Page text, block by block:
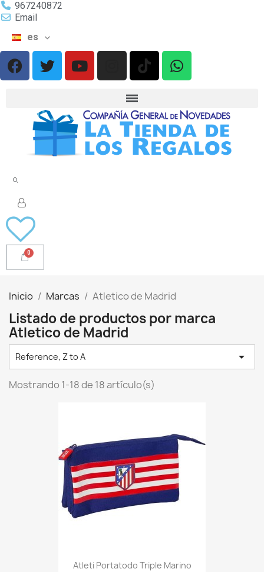
967240872
Email
es
Inicio Marcas Atletico de Madrid
Listado de productos por marca
Atletico de Madrid
Reference, Z to A 
Mostrando 1-18 de 18 artículo(s)
Atleti Portatodo Triple Marino